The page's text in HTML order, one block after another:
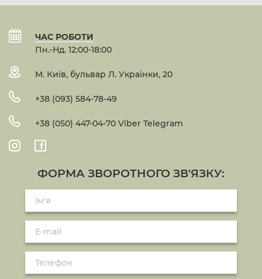
ЧАС РОБОТИ
Пн.-Нд. 12:00-18:00
М. Київ, бульвар Л. Українки, 20
+38 (093) 584-78-49
+38 (050) 447-04-70 Viber Telegram
ФОРМА ЗВОРОТНОГО ЗВ'ЯЗКУ: